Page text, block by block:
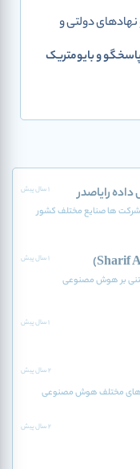
دولتی و
و بایومتریک
رایاصدر 1 سال پیش
شرکت ها صنایع مختلف کشور
1 سال پیش
بر هوش مصنوعی
1 سال پیش
2 سال پیش
های مختلف هوش مصنوعی
2 سال پیش